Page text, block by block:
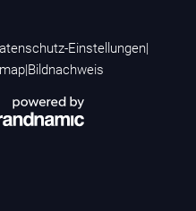
Einstellungen|
| Bildnachweis